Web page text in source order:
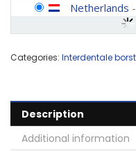
Netherlands -
Categories: Interdentale
Description
Additional information